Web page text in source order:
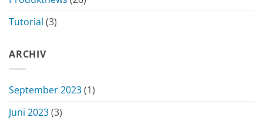
Tutorial (3)
ARCHIV
September 2023(1)
Juni 2023(3)